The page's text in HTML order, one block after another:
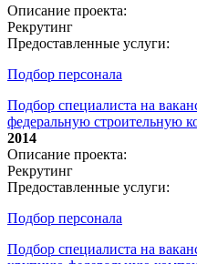
Описание проекта:
Рекрутинг
Предоставленные услуги:
Подбор персонала
Подбор специалиста на
федеральную строительную
2014
Описание проекта:
Рекрутинг
Предоставленные услуги:
Подбор персонала
Подбор специалиста на